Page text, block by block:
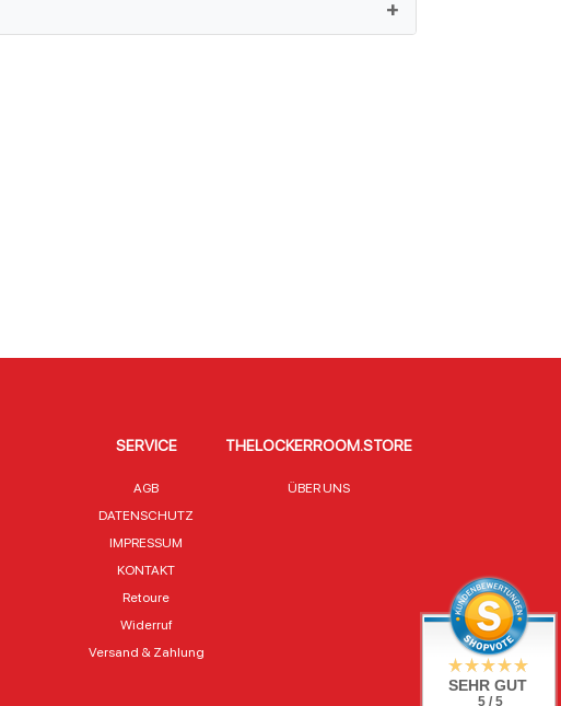
SERVICE
AGB
DATENSCHUTZ
IMPRESSUM
KONTAKT
Retoure
Widerruf
Versand & Zahlung
THELOCKERROOM.STORE
ÜBER UNS
SEHR GUT
5 / 5